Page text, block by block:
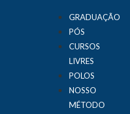
GRADUAÇÃO
PÓS
CURSOS
LIVRES
POLOS
NOSSO
MÉTODO